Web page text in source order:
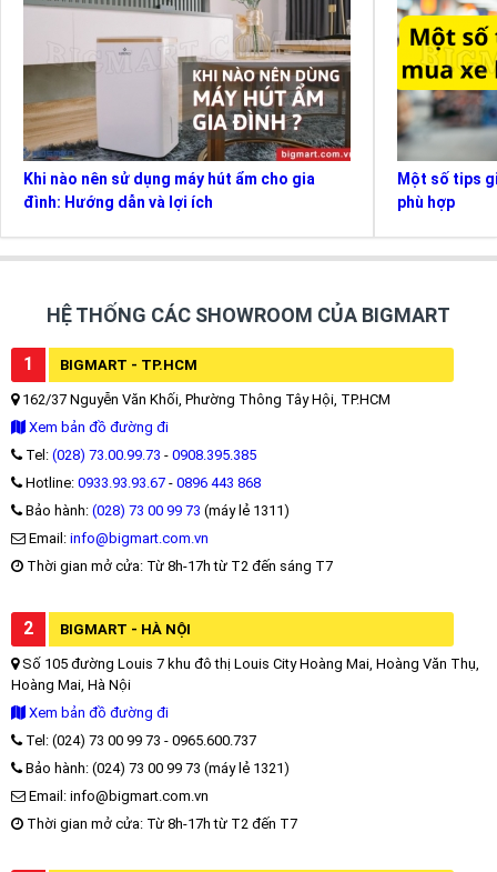
Khi nào nên sử dụng máy hút ẩm cho gia
đình: Hướng dẫn và lợi ích
Một số tips
phù hợp
HỆ THỐNG CÁC SHOWROOM CỦA BIGMART
1 BIGMART - TP.HCM
162/37 Nguyễn Văn Khối, Phường Thông Tây Hội, TP.HCM
Xem bản đồ đường đi
Tel: (028) 73.00.99.73 - 0908.395.385
Hotline: 0933.93.93.67 - 0896 443 868
Bảo hành: (028) 73 00 99 73 (máy lẻ 1311)
Email: info@bigmart.com.vn
Thời gian mở cửa: Từ 8h-17h từ T2 đến sáng T7
2 BIGMART - HÀ NỘI
Số 105 đường Louis 7 khu đô thị Louis City Hoàng Mai, Hoàng Văn Thụ,
Hoàng Mai, Hà Nội
Xem bản đồ đường đi
Tel: (024) 73 00 99 73 - 0965.600.737
Bảo hành: (024) 73 00 99 73 (máy lẻ 1321)
Email: info@bigmart.com.vn
Thời gian mở cửa: Từ 8h-17h từ T2 đến T7